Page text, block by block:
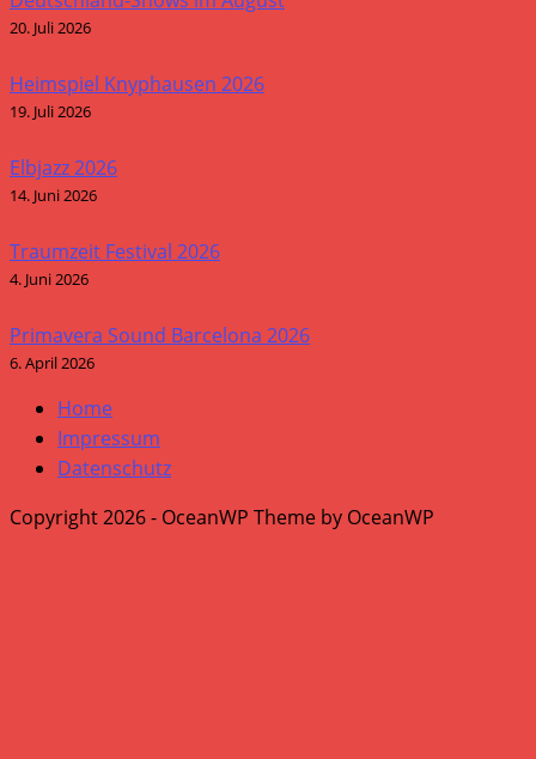
20. Juli 2026
Heimspiel Knyphausen 2026
19. Juli 2026
Elbjazz 2026
14. Juni 2026
Traumzeit Festival 2026
4. Juni 2026
Primavera Sound Barcelona 2026
6. April 2026
Home
Impressum
Datenschutz
Copyright 2026 - OceanWP Theme by OceanWP